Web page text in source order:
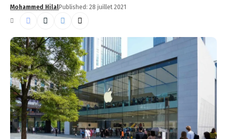
Mohammed HilalPublished: 28 juillet 2021